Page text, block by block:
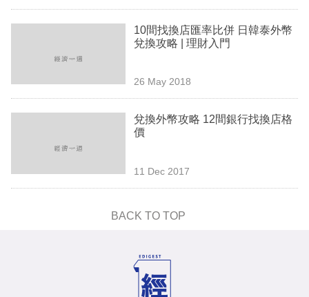
10間找換店匯率比併 日韓泰外幣
兌換攻略 | 理財入門
26 May 2018
兌換外幣攻略 12間銀行找換店格
價
11 Dec 2017
BACK TO TOP